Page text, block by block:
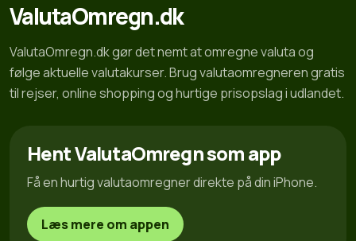
ValutaOmregn.dk
ValutaOmregn.dk gør det nemt at omregne valuta og
følge aktuelle valutakurser. Brug valutaomregneren gratis
til rejser, online shopping og hurtige prisopslag i udlandet.
Hent ValutaOmregn som app
Få en hurtig valutaomregner direkte på din iPhone.
Læs mere om appen